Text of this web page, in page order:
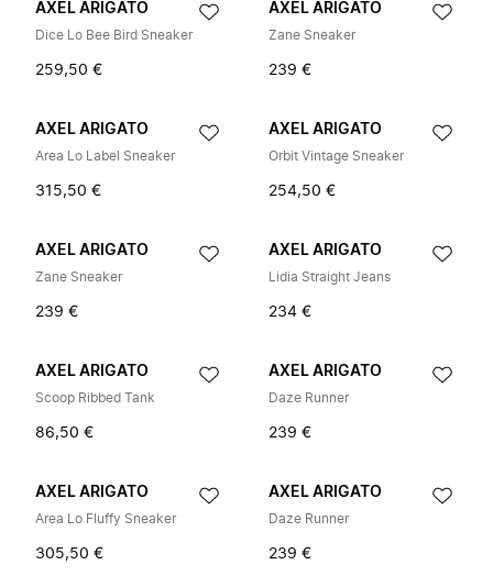
AXEL ARIGATO
Dice Lo Bee Bird Sneaker
259,50 €
AXEL ARIGATO
Zane Sneaker
239 €
AXEL ARIGATO
Area Lo Label Sneaker
315,50 €
AXEL ARIGATO
Orbit Vintage Sneaker
254,50 €
AXEL ARIGATO
Zane Sneaker
239 €
AXEL ARIGATO
Lidia Straight Jeans
234 €
AXEL ARIGATO
Scoop Ribbed Tank
86,50 €
AXEL ARIGATO
Daze Runner
239 €
AXEL ARIGATO
Area Lo Fluffy Sneaker
305,50 €
AXEL ARIGATO
Daze Runner
239 €